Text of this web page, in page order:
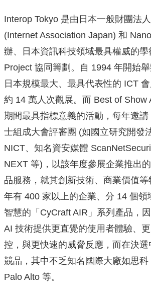
Interop Tokyo 是由日本一般財團法
(Internet Association Japan) 和
辦、日本資訊科技領域最具權威的
Project 協同籌劃。自 1994 年開始
日本規模最大、最具代表性的 ICT 會
約 14 萬人次觀展。而 Best of Show
期間最具指標意義的活動，每年邀請
士組成大會評審團 (如國立研究開發
NICT、知名資安媒體
NEXT 等)，以該年度參展企業推出
品服務，就其創新技術、商業價值
年有 400 家以上的企業、分 14 個領
智慧的「CyCraft AIR」系列產品，
AI 技術提供更直覺的使用者體驗、
控，與更快速的威脅反應，而在決
競品，其中不乏知名國際大廠如思科
Palo Alto 等。